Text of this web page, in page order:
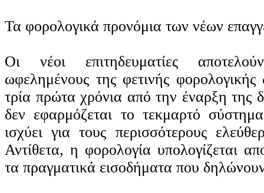
Τα φορολογικά προνόμια των νέων
Οι νέοι επιτηδευματίες
ωφελημένους της φετινής φορολογικής
τρία πρώτα χρόνια από την έναρξη της
δεν εφαρμόζεται το τεκμαρτό
ισχύει για τους περισσότερους
Αντίθετα, η φορολογία υπολογίζεται
τα πραγματικά εισοδήματα που